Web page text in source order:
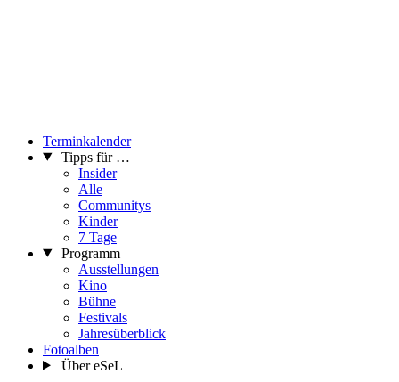
Terminkalender
Tipps für …
Insider
Alle
Communitys
Kinder
7 Tage
Programm
Ausstellungen
Kino
Bühne
Festivals
Jahresüberblick
Fotoalben
Über eSeL